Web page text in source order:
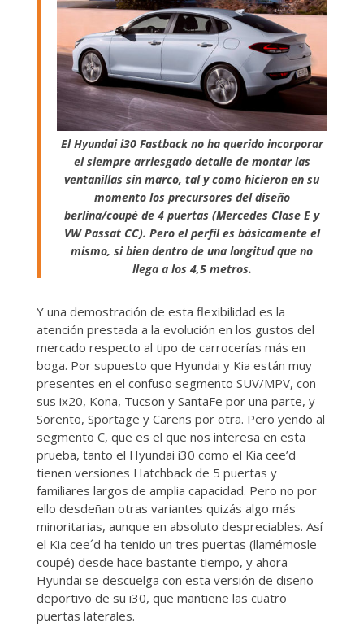
El Hyundai i30 Fastback no ha querido incorporar
el siempre arriesgado detalle de montar las
ventanillas sin marco, tal y como hicieron en su
momento los precursores del diseño
berlina/coupé de 4 puertas (Mercedes Clase E y
VW Passat CC). Pero el perfil es básicamente el
mismo, si bien dentro de una longitud que no
llega a los 4,5 metros.
Y una demostración de esta flexibilidad es la
atención prestada a la evolución en los gustos del
mercado respecto al tipo de carrocerías más en
boga. Por supuesto que Hyundai y Kia están muy
presentes en el confuso segmento SUV/MPV, con
sus ix20, Kona, Tucson y SantaFe por una parte, y
Sorento, Sportage y Carens por otra. Pero yendo al
segmento C, que es el que nos interesa en esta
prueba, tanto el Hyundai i30 como el Kia cee’d
tienen versiones Hatchback de 5 puertas y
familiares largos de amplia capacidad. Pero no por
ello desdeñan otras variantes quizás algo más
minoritarias, aunque en absoluto despreciables. Así
el Kia cee´d ha tenido un tres puertas (llamémosle
coupé) desde hace bastante tiempo, y ahora
Hyundai se descuelga con esta versión de diseño
deportivo de su i30, que mantiene las cuatro
puertas laterales.